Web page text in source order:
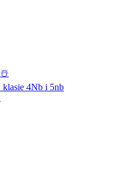
☃️
klasie 4Nb i 5nb